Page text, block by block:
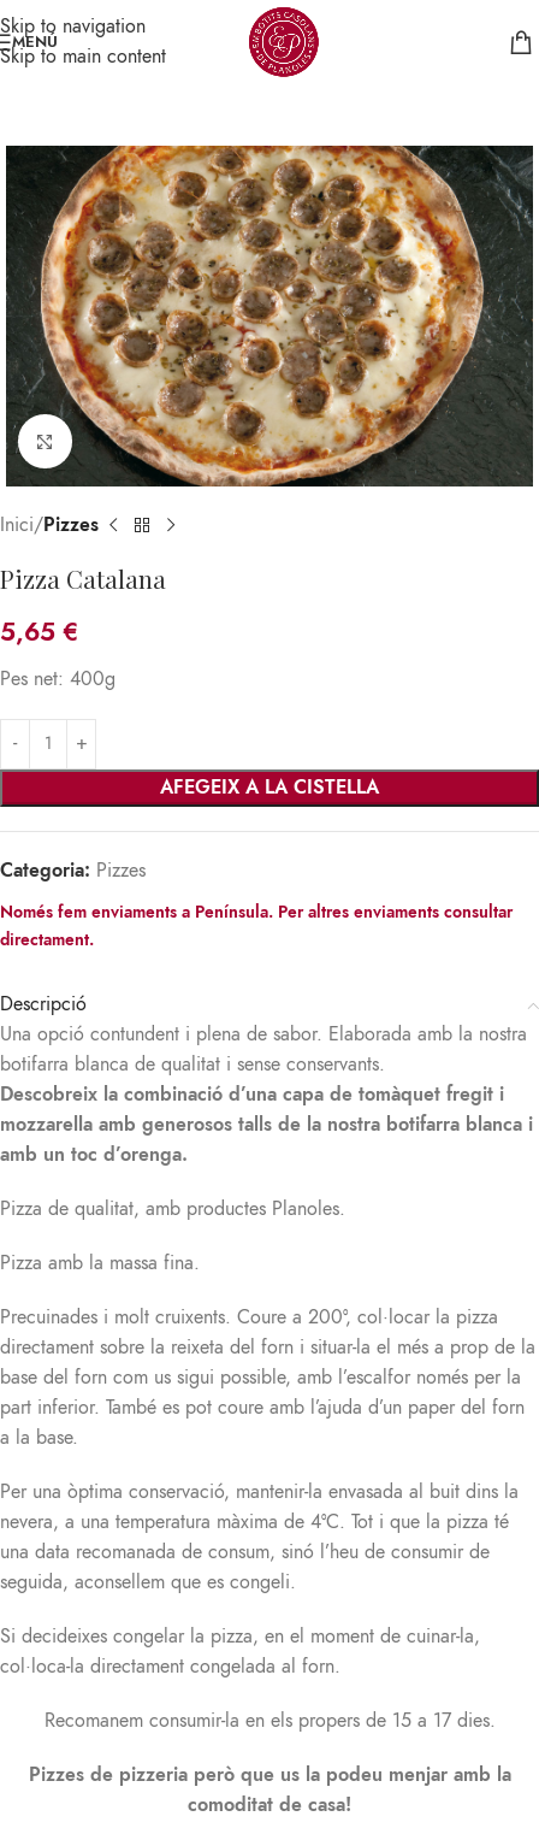
Skip to navigation
Skip to main content
MENÚ
Click per veure gran
Inici Pizzes
Pizza Catalana
5,65 €
Pes net: 400g
AFEGEIX A LA CISTELLA
Categoria: Pizzes
Només fem enviaments a Península. Per altres enviaments consultar
directament.
Descripció
Una opció contundent i plena de sabor. Elaborada amb la nostra
botifarra blanca de qualitat i sense conservants.
Descobreix la combinació d’una capa de tomàquet fregit i
mozzarella amb generosos talls de la nostra botifarra blanca i
amb un toc d’orenga.
Pizza de qualitat, amb productes Planoles.
Pizza amb la massa fina.
Precuinades i molt cruixents. Coure a 200º, col·locar la pizza
directament sobre la reixeta del forn i situar-la el més a prop de la
base del forn com us sigui possible, amb l’escalfor només per la
part inferior. També es pot coure amb l’ajuda d’un paper del forn
a la base.
Per una òptima conservació, mantenir-la envasada al buit dins la
nevera, a una temperatura màxima de 4ºC. Tot i que la pizza té
una data recomanada de consum, sinó l’heu de consumir de
seguida, aconsellem que es congeli.
Si decideixes congelar la pizza, en el moment de cuinar-la,
col·loca-la directament congelada al forn.
Recomanem consumir-la en els propers de 15 a 17 dies.
Pizzes de pizzeria però que us la podeu menjar amb la
comoditat de casa!